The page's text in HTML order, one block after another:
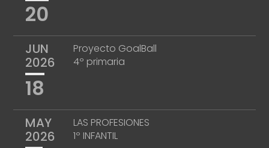
20
JUN
2026
18
Proyecto GoalBall
4º primaria
MAY
2026
LAS PROFESIONES
1º INFANTIL